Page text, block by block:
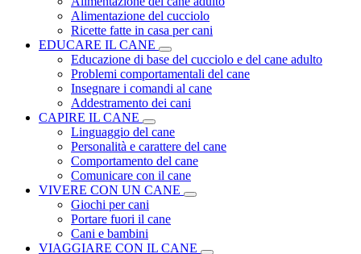
Alimentazione del cucciolo
Ricette fatte in casa per cani
EDUCARE IL CANE
Educazione di base del cucciolo e del cane adulto
Problemi comportamentali del cane
Insegnare i comandi al cane
Addestramento dei cani
CAPIRE IL CANE
Linguaggio del cane
Personalità e carattere del cane
Comportamento del cane
Comunicare con il cane
VIVERE CON UN CANE
Giochi per cani
Portare fuori il cane
Cani e bambini
VIAGGIARE CON IL CANE